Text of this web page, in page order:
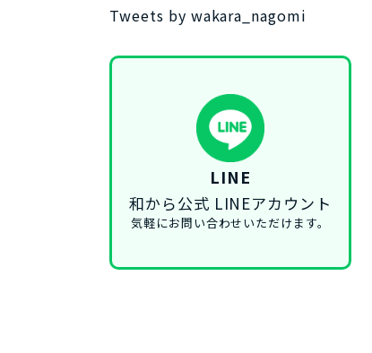
Tweets by wakara_nagomi
LINE
和から公式 LINEアカウント
気軽にお問い合わせいただけます。